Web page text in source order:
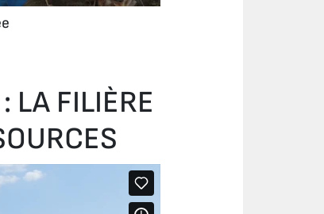
LA FILIÈRE